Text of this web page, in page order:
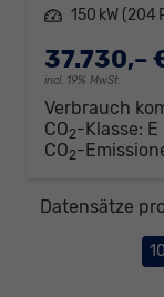
Leistung 150 kW (204
37.730,–
incl. 19% MwSt.
Verbrauch
CO2-Klasse: E
CO2-
Datensätze
10